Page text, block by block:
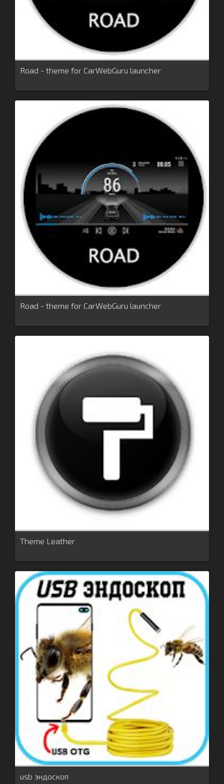
Road - theme for CarWebGuru launcher
Road - theme for CarWebGuru launcher
Theme Leather
usb эндоскоп